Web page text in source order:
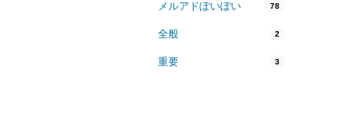
メルアドぽいぽい 78
全般 2
重要 3